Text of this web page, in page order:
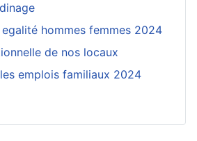
hommes femmes 2024
de nos locaux
emplois familiaux 2024